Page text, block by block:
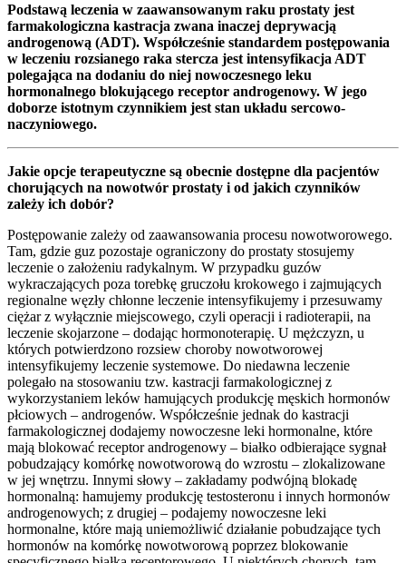
Podstawą leczenia w zaawansowanym raku prostaty jest
farmakologiczna kastracja zwana inaczej deprywacją
androgenową (ADT). Współcześnie standardem postępowania
w leczeniu rozsianego raka stercza jest intensyfikacja ADT
polegająca na dodaniu do niej nowoczesnego leku
hormonalnego blokującego receptor androgenowy. W jego
doborze istotnym czynnikiem jest stan układu sercowo-
naczyniowego.
Jakie opcje terapeutyczne są obecnie dostępne dla pacjentów
chorujących na nowotwór prostaty i od jakich czynników
zależy ich dobór?
Postępowanie zależy od zaawansowania procesu nowotworowego.
Tam, gdzie guz pozostaje ograniczony do prostaty stosujemy
leczenie o założeniu radykalnym. W przypadku guzów
wykraczających poza torebkę gruczołu krokowego i zajmujących
regionalne węzły chłonne leczenie intensyfikujemy i przesuwamy
ciężar z wyłącznie miejscowego, czyli operacji i radioterapii, na
leczenie skojarzone – dodając hormonoterapię. U mężczyzn, u
których potwierdzono rozsiew choroby nowotworowej
intensyfikujemy leczenie systemowe. Do niedawna leczenie
polegało na stosowaniu tzw. kastracji farmakologicznej z
wykorzystaniem leków hamujących produkcję męskich hormonów
płciowych – androgenów. Współcześnie jednak do kastracji
farmakologicznej dodajemy nowoczesne leki hormonalne, które
mają blokować receptor androgenowy – białko odbierające sygnał
pobudzający komórkę nowotworową do wzrostu – zlokalizowane
w jej wnętrzu. Innymi słowy – zakładamy podwójną blokadę
hormonalną: hamujemy produkcję testosteronu i innych hormonów
androgenowych; z drugiej – podajemy nowoczesne leki
hormonalne, które mają uniemożliwić działanie pobudzające tych
hormonów na komórkę nowotworową poprzez blokowanie